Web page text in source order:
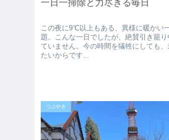
一日一掃除と力尽きる毎日
この夜に9℃以上もある、異様に暖かい
題。こんな一日でしたが、絶賛引き籠
ていません。今の時間を犠牲にしても
たいからです...
つぶやき